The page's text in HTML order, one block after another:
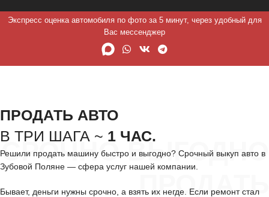
Экспресс оценка автомобиля по фото за 5 минут, через удобный для
Вас мессенджер
СРОЧНО ВЫГОДНО
ПРОДАТЬ
ПРОДАТЬ АВТО
В ТРИ ШАГА ~ 1 ЧАС.
Решили продать машину быстро и выгодно? Срочный выкуп авто в
Зубовой Поляне — сфера услуг нашей компании.
Бывает, деньги нужны срочно, а взять их негде. Если ремонт стал